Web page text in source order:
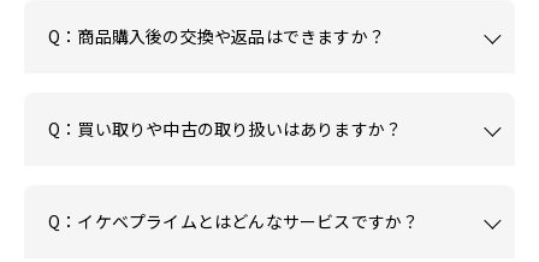
Q：商品購入後の交換や返品はできますか？
Q：買い取りや中古の取り扱いはありますか？
Q：イケベプライムとはどんなサービスですか？